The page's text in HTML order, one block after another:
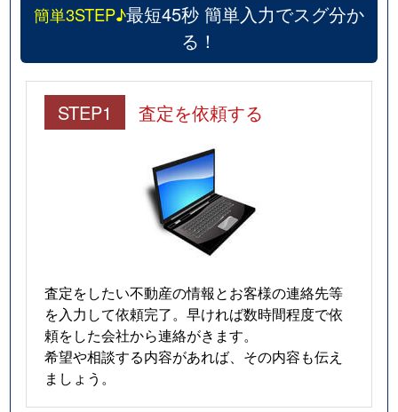
簡単3STEP♪最短45秒 簡単入力でスグ分か
る！
STEP1 査定を依頼する
査定をしたい不動産の情報とお客様の連絡先等
を入力して依頼完了。早ければ数時間程度で依
頼をした会社から連絡がきます。
希望や相談する内容があれば、その内容も伝え
ましょう。